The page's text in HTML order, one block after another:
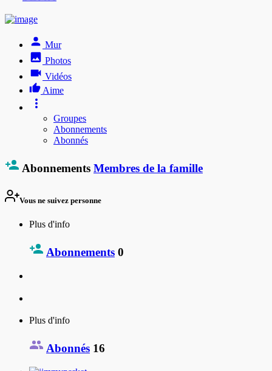
Mur
Photos
Vidéos
Aime
Groupes
Abonnements
Abonnés
Abonnements Membres de la famille
Vous ne suivez personne
Plus d'info
Abonnements 0
Plus d'info
Abonnés 16